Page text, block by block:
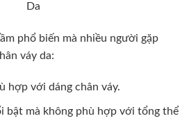
Da
phổ biến mà nhiều người gặp
váy da:
hợp với dáng chân váy.
bật mà không phù hợp với tổng thể